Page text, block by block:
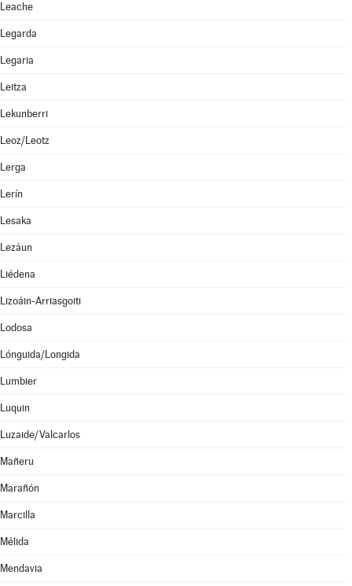
Leache
Legarda
Legaria
Leitza
Lekunberri
Leoz/Leotz
Lerga
Lerín
Lesaka
Lezáun
Liédena
Lizoáin-Arriasgoiti
Lodosa
Lónguida/Longida
Lumbier
Luquin
Luzaide/Valcarlos
Mañeru
Marañón
Marcilla
Mélida
Mendavia